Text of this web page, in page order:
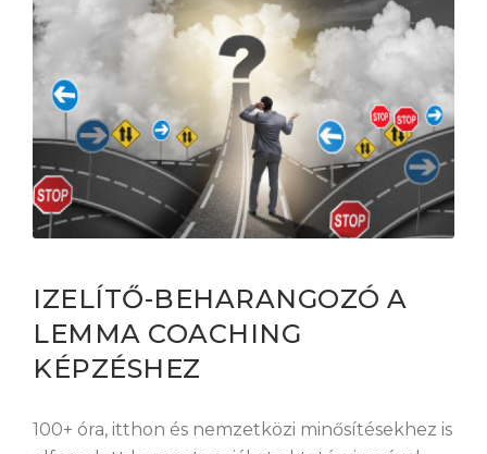
IZELÍTŐ-BEHARANGOZÓ A
LEMMA COACHING
KÉPZÉSHEZ
100+ óra, itthon és nemzetközi minősítésekhez is